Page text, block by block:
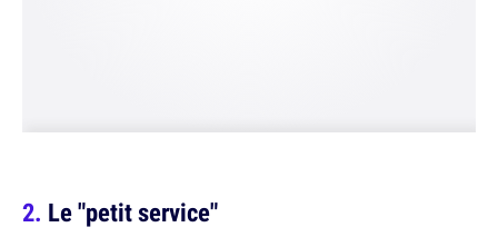
Le "petit service"